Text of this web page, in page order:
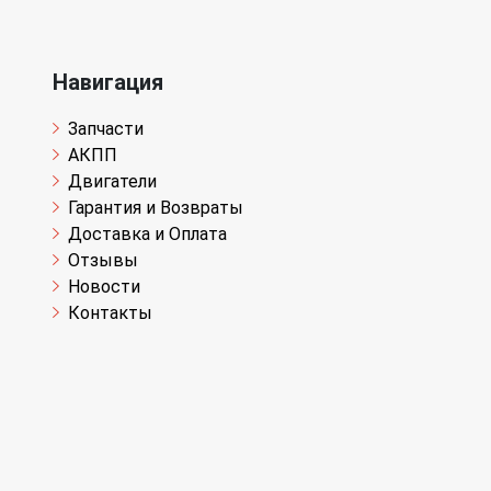
Навигация
Запчасти
АКПП
Двигатели
Гарантия и Возвраты
Доставка и Оплата
Отзывы
Новости
Контакты